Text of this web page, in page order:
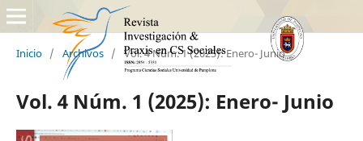
Inicio / Archivos / Vol. 4 Núm. 1 (2025): Enero- Junio
Vol. 4 Núm. 1 (2025): Enero- Junio